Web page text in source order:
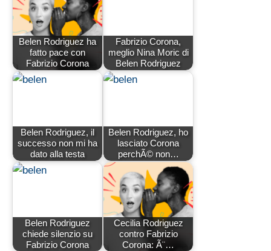
Belen Rodriguez ha
fatto pace con
Fabrizio Corona
Fabrizio Corona,
meglio Nina Moric di
Belen Rodriguez
Belen Rodriguez, il
successo non mi ha
dato alla testa
Belen Rodriguez, ho
lasciato Corona
perchÃ© non…
Belen Rodriguez
chiede silenzio su
Fabrizio Corona
Cecilia Rodriguez
contro Fabrizio
Corona: Ã¨…